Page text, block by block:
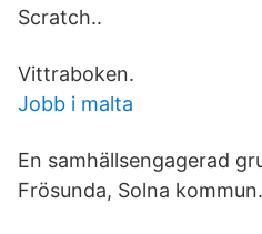
Scratch..
Vittraboken.
Jobb i malta
En samhällsengagerad
Frösunda, Solna kommun.